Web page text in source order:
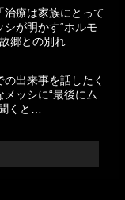
治療は家族にとって
が明かす“ホルモ
郷との別れ
の出来事を話したく
ッシに“最後にム
くと…